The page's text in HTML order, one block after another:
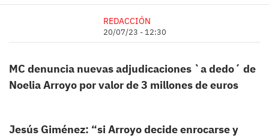
REDACCIÓN
20/07/23 - 12:30
MC denuncia nuevas adjudicaciones `a dedo´ de
Noelia Arroyo por valor de 3 millones de euros
Jesús Giménez: “si Arroyo decide enrocarse y